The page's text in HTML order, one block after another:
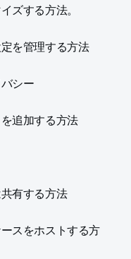
ズする方法。
を管理する方法
シー
追加する方法
有する方法
スをホストする方